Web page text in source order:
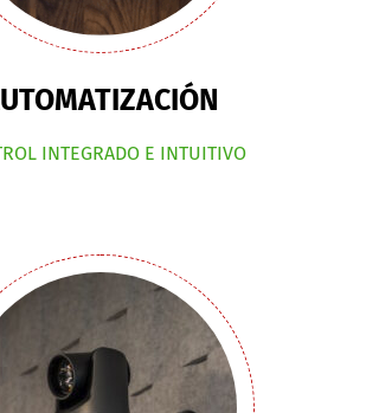
INTEGRADO E INTUITIVO